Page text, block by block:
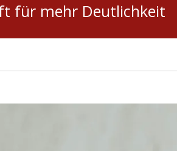
für mehr Deutlichkeit